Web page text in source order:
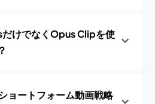
けでなくOpus Clipを使
ョートフォーム動画戦略